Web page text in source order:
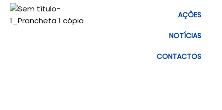
AÇÕES
NOTÍCIAS
CONTACTOS